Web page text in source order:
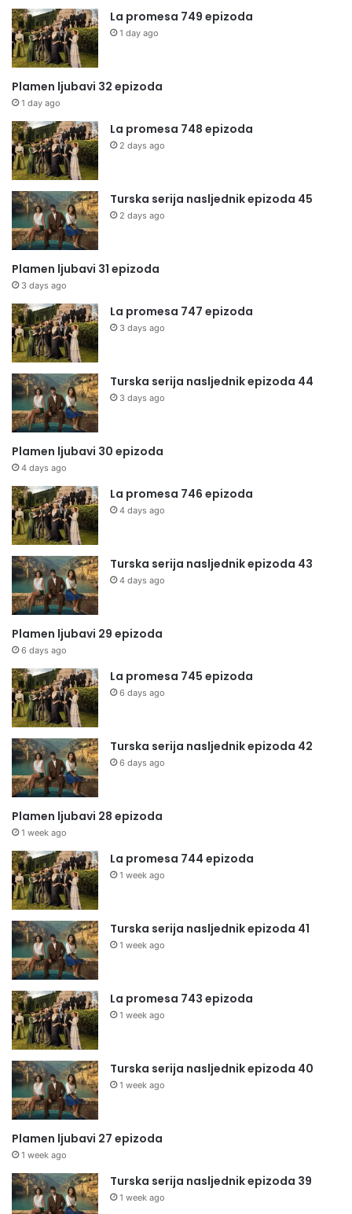
La promesa 749 epizoda
1 day ago
Plamen ljubavi 32 epizoda
1 day ago
La promesa 748 epizoda
2 days ago
Turska serija nasljednik epizoda 45
2 days ago
Plamen ljubavi 31 epizoda
3 days ago
La promesa 747 epizoda
3 days ago
Turska serija nasljednik epizoda 44
3 days ago
Plamen ljubavi 30 epizoda
4 days ago
La promesa 746 epizoda
4 days ago
Turska serija nasljednik epizoda 43
4 days ago
Plamen ljubavi 29 epizoda
6 days ago
La promesa 745 epizoda
6 days ago
Turska serija nasljednik epizoda 42
6 days ago
Plamen ljubavi 28 epizoda
1 week ago
La promesa 744 epizoda
1 week ago
Turska serija nasljednik epizoda 41
1 week ago
La promesa 743 epizoda
1 week ago
Turska serija nasljednik epizoda 40
1 week ago
Plamen ljubavi 27 epizoda
1 week ago
Turska serija nasljednik epizoda 39
1 week ago